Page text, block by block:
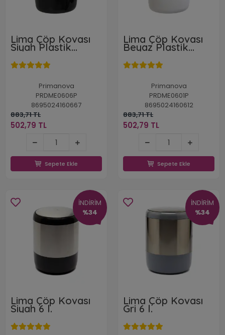
Lima Çöp Kovası
Siyah Plastik
Gövde Krom
Dekorlu 6 l.
Primanova
PRDME0606P
8695024160667
883,71 TL
502,79 TL
Sepete Ekle
Lima Çöp Kovası
Beyaz Plastik
Gövde Krom
Dekorlu 6 l.
Primanova
PRDME0601P
8695024160612
883,71 TL
502,79 TL
Sepete Ekle
İNDİRİM
%34
Lima Çöp Kovası
Siyah 6 l.
İNDİRİM
%34
Lima Çöp Kovası
Gri 6 l.